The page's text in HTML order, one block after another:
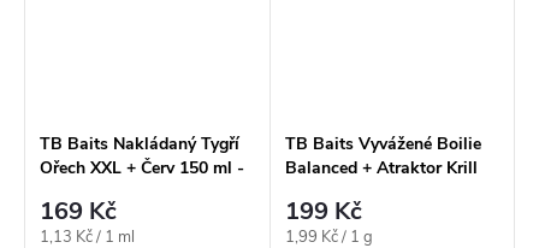
TB Baits Nakládaný Tygří
Ořech XXL + Červ 150 ml -
169 Kč
Měrná
1,13 Kč / 1 ml
TB Baits Vyvážené Boilie
Balanced + Atraktor Krill
199 Kč
Měrná
1,99 Kč / 1 g